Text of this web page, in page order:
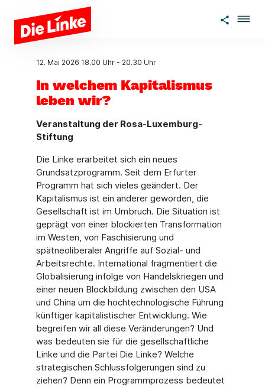
Zum Hauptinhalt springen
12. Mai 2026 18.00 Uhr- 20.30 Uhr
In welchem Kapitalismus
leben wir?
Veranstaltung der Rosa-Luxemburg-
Stiftung
Die Linke erarbeitet sich ein neues
Grundsatzprogramm. Seit dem Erfurter
Programm hat sich vieles geändert. Der
Kapitalismus ist ein anderer geworden, die
Gesellschaft ist im Umbruch. Die Situation ist
geprägt von einer blockierten Transformation
im Westen, von Faschisierung und
spätneoliberaler Angriffe auf Sozial- und
Arbeitsrechte. International fragmentiert die
Globalisierung infolge von Handelskriegen und
einer neuen Blockbildung zwischen den USA
und China um die hochtechnologische Führung
künftiger kapitalistischer Entwicklung. Wie
begreifen wir all diese Veränderungen? Und
was bedeuten sie für die gesellschaftliche
Linke und die Partei Die Linke? Welche
strategischen Schlussfolgerungen sind zu
ziehen? Denn ein Programmprozess bedeutet